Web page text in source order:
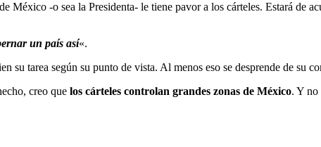
México -o sea la Presidenta- le tiene pavor a los cárteles. Estará de
un país así«.
su tarea según su punto de vista. Al menos eso se desprende de su
creo que los cárteles controlan grandes zonas de México. Y no